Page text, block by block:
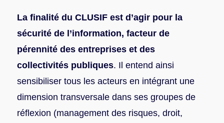
La finalité du CLUSIF est d’agir pour la
sécurité de l’information, facteur de
pérennité des entreprises et des
collectivités publiques. Il entend ainsi
sensibiliser tous les acteurs en intégrant une
dimension transversale dans ses groupes de
réflexion (management des risques, droit,